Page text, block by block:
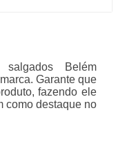
salgados Belém
Garante que
fazendo ele
como destaque no